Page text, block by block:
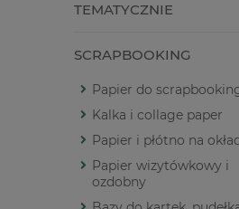
TEMATYCZNIE
SCRAPBOOKING
Papier do
Kalka i collage paper
Papier i płótno na
Papier wizytówkowy i
ozdobny